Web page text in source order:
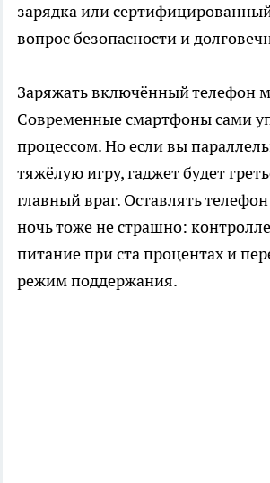
зарядка или
вопрос безопасности и
Заряжать включённый телефон
Современные смартфоны сами
процессом. Но если вы
тяжёлую игру, гаджет будет
главный враг. Оставлять
ночь тоже не страшно:
питание при ста процентах и
режим поддержания.